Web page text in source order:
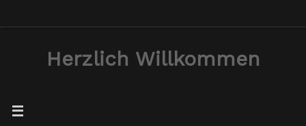
Herzlich Willkommen